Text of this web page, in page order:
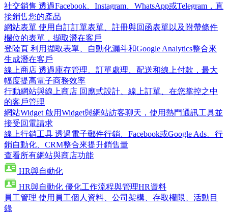
社交銷售 透過Facebook、Instagram、WhatsApp或Telegram，直
接銷售您的產品
網站表單 使用自訂訂單表單、註冊與回函表單以及附帶條件
欄位的表單，擷取潛在客戶
登陸頁 利用擷取表單、自動化漏斗和Google Analytics整合來
生成潛在客戶
線上商店 透過庫存管理、訂單處理、配送和線上付款，最大
幅度提高電子商務效率
行動網站與線上商店 回應式設計、線上訂單、在您掌控之中
的客戶管理
網站Widget 啟用Widget與網站訪客聊天，使用熱門通訊工具並
接受回電請求
線上行銷工具 透過電子郵件行銷、Facebook或Google Ads、行
銷自動化、CRM整合來提升銷售量
查看所有網站與商店功能
HR與自動化
HR與自動化 優化工作流程與管理HR資料
員工管理 使用員工個人資料、公司架構、存取權限、活動目
錄